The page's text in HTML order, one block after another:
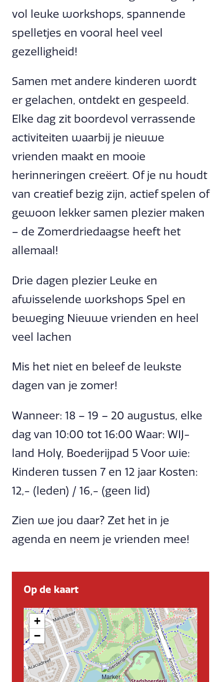
vol leuke workshops, spannende
spelletjes en vooral heel veel
gezelligheid!
Samen met andere kinderen wordt
er gelachen, ontdekt en gespeeld.
Elke dag zit boordevol verrassende
activiteiten waarbij je nieuwe
vrienden maakt en mooie
herinneringen creëert. Of je nu houdt
van creatief bezig zijn, actief spelen of
gewoon lekker samen plezier maken
– de Zomerdriedaagse heeft het
allemaal!
Drie dagen plezier Leuke en
afwisselende workshops Spel en
beweging Nieuwe vrienden en heel
veel lachen
Mis het niet en beleef de leukste
dagen van je zomer!
Wanneer: 18 – 19 – 20 augustus, elke
dag van 10:00 tot 16:00 Waar: WIJ-
land Holy, Boederijpad 5 Voor wie:
Kinderen tussen 7 en 12 jaar Kosten:
12,- (leden) / 16,- (geen lid)
Zien we jou daar? Zet het in je
agenda en neem je vrienden mee!
Op de kaart
+
−